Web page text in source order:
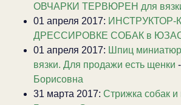
ОВЧАРКИ ТЕРВЮРЕН для
01 апреля 2017:
ДРЕССИРОВКЕ СОБАК в
01 апреля 2017: Шпиц
вязки. Для продажи есть щенки -
Борисовна
31 марта 2017: Стрижка собак и